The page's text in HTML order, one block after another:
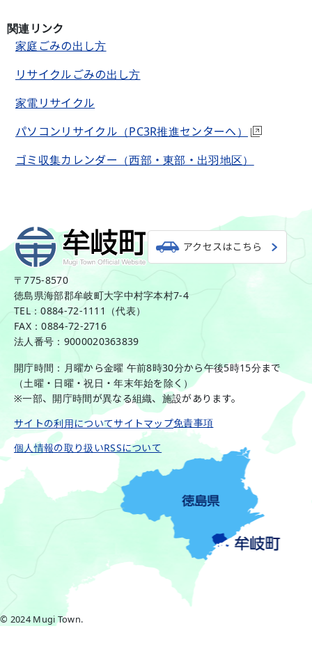
関連リンク
家庭ごみの出し方
リサイクルごみの出し方
家電リサイクル
パソコンリサイクル（PC3R推進センターへ）
ゴミ収集カレンダー（西部・東部・出羽地区）
アクセスはこちら
〒775-8570
徳島県海部郡牟岐町大字中村字本村7-4
TEL：0884-72-1111（代表）
FAX：0884-72-2716
法人番号：9000020363839
開庁時間：月曜から金曜 午前8時30分から午後5時15分まで
（土曜・日曜・祝日・年末年始を除く）
※一部、開庁時間が異なる組織、施設があります。
サイトの利用についてサイトマップ免責事項
個人情報の取り扱いRSSについて
© 2024 Mugi Town.